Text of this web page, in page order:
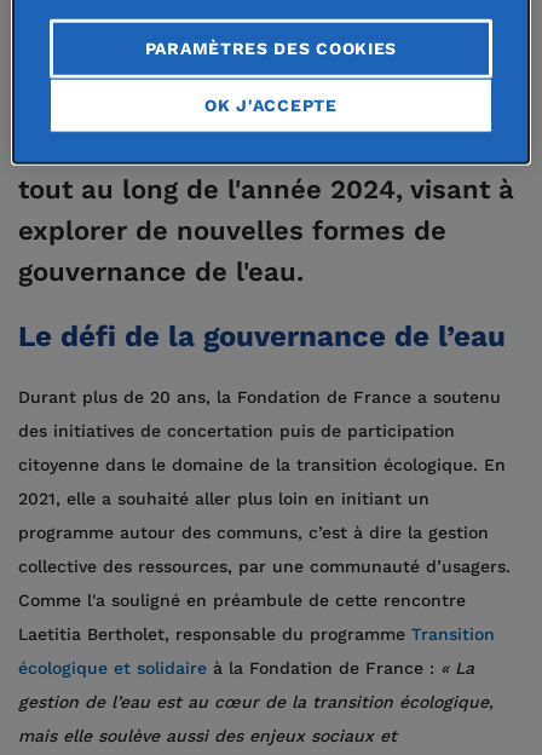
des organisations de la société civile
et des collectivités territoriales. Cet
événement s'inscrivait dans la
tout au long de l'année 2024, visant à
explorer de nouvelles formes de
gouvernance de l'eau.
Le défi de la gouvernance de l’eau
Durant plus de 20 ans, la Fondation de France a soutenu
des initiatives de concertation puis de participation
citoyenne dans le domaine de la transition écologique. En
2021, elle a souhaité aller plus loin en initiant un
programme autour des communs, c’est à dire la gestion
collective des ressources, par une communauté d’usagers.
Comme l'a souligné en préambule de cette rencontre
Laetitia Bertholet, responsable du programme Transition
écologique et solidaire à la Fondation de France : « La
gestion de l’eau est au cœur de la transition écologique,
mais elle soulève aussi des enjeux sociaux et
PARAMÈTRES DES COOKIES
OK J'ACCEPTE